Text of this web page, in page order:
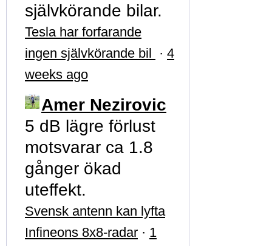
självkörande bilar.
Tesla har forfarande
ingen självkörande bil · 4
weeks ago
Amer Nezirovic
5 dB lägre förlust
motsvarar ca 1.8
gånger ökad
uteffekt.
Svensk antenn kan lyfta
Infineons 8x8-radar · 1